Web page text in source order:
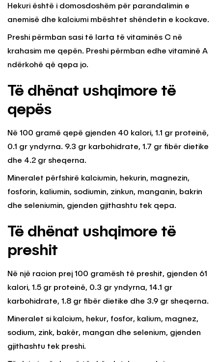
Hekuri është i domosdoshëm për parandalimin e
anemisë dhe kalciumi mbështet shëndetin e kockave.
Preshi përmban sasi të larta të vitaminës C në
krahasim me qepën. Preshi përmban edhe vitaminë A
ndërkohë që qepa jo.
Të dhënat ushqimore të
qepës
Në 100 gramë qepë gjenden 40 kalori, 1.1 gr proteinë,
0.1 gr yndyrna. 9.3 gr karbohidrate, 1.7 gr fibër dietike
dhe 4.2 gr sheqerna.
Mineralet përfshirë kalciumin, hekurin, magnezin,
fosforin, kaliumin, sodiumin, zinkun, manganin, bakrin
dhe seleniumin, gjenden gjithashtu tek qepa.
Të dhënat ushqimore të
preshit
Në një racion prej 100 gramësh të preshit, gjenden 61
kalori, 1.5 gr proteinë, 0.3 gr yndyrna, 14.1 gr
karbohidrate, 1.8 gr fibër dietike dhe 3.9 gr sheqerna.
Mineralet si kalcium, hekur, fosfor, kalium, magnez,
sodium, zink, bakër, mangan dhe selenium, gjenden
gjithashtu tek preshi.